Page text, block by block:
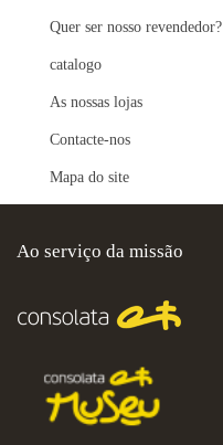
Quer ser nosso revendedor?
catalogo
As nossas lojas
Contacte-nos
Mapa do site
Ao serviço da missão